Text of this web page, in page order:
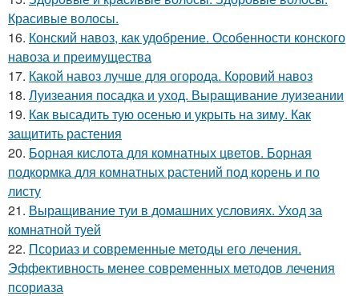
Красивые волосы.
16. Конский навоз, как удобрение. Особенности конского
навоза и преимущества
17. Какой навоз лучше для огорода. Коровий навоз
18. Луизеания посадка и уход. Выращивание луизеании
19. Как высадить тую осенью и укрыть на зиму. Как
защитить растения
20. Борная кислота для комнатных цветов. Борная
подкормка для комнатных растений под корень и по
листу
21. Выращивание туи в домашних условиях. Уход за
комнатной туей
22. Псориаз и современные методы его лечения.
Эффективность менее современных методов лечения
псориаза